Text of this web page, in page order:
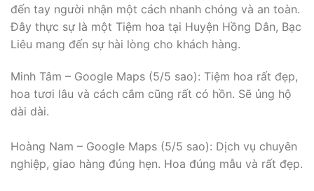
đến tay người nhận một cách nhanh chóng và an toàn.
Đây thực sự là một Tiệm hoa tại Huyện Hồng Dân, Bạc
Liêu mang đến sự hài lòng cho khách hàng.
Minh Tâm – Google Maps (5/5 sao): Tiệm hoa rất đẹp,
hoa tươi lâu và cách cắm cũng rất có hồn. Sẽ ủng hộ
dài dài.
Hoàng Nam – Google Maps (5/5 sao): Dịch vụ chuyên
nghiệp, giao hàng đúng hẹn. Hoa đúng mẫu và rất đẹp.